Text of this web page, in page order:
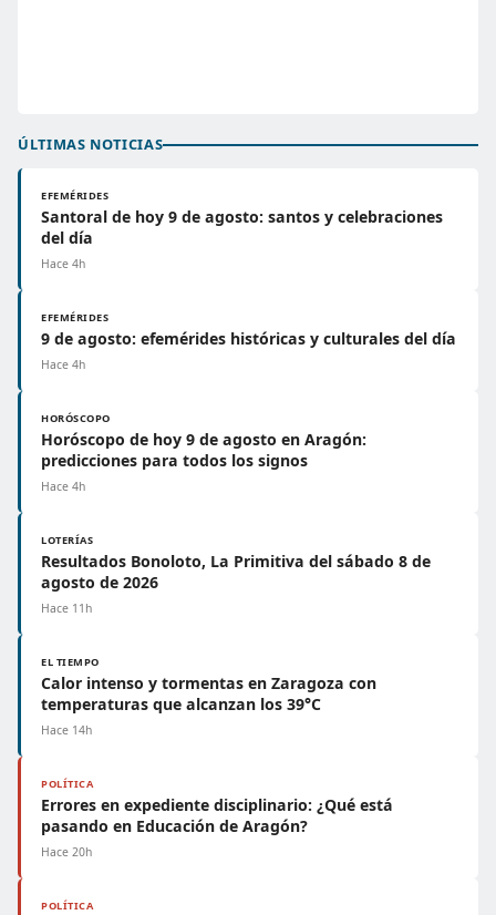
ÚLTIMAS NOTICIAS
EFEMÉRIDES
Santoral de hoy 9 de agosto: santos y celebraciones
del día
Hace 4h
EFEMÉRIDES
9 de agosto: efemérides históricas y culturales del día
Hace 4h
HORÓSCOPO
Horóscopo de hoy 9 de agosto en Aragón:
predicciones para todos los signos
Hace 4h
LOTERÍAS
Resultados Bonoloto, La Primitiva del sábado 8 de
agosto de 2026
Hace 11h
EL TIEMPO
Calor intenso y tormentas en Zaragoza con
temperaturas que alcanzan los 39°C
Hace 14h
POLÍTICA
Errores en expediente disciplinario: ¿Qué está
pasando en Educación de Aragón?
Hace 20h
POLÍTICA